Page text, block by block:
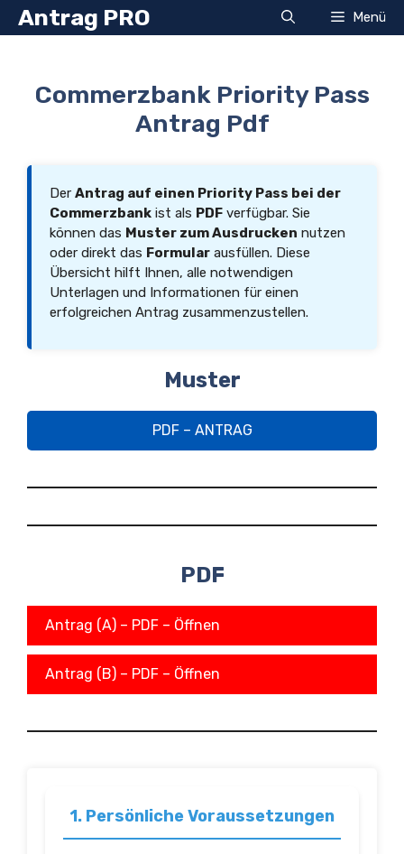
Zum
InhaltAntrag PRO Menü
Commerzbank Priority Pass
Antrag Pdf
Der Antrag auf einen Priority Pass bei der
Commerzbank ist als PDF verfügbar. Sie
können das Muster zum Ausdrucken nutzen
oder direkt das Formular ausfüllen. Diese
Übersicht hilft Ihnen, alle notwendigen
Unterlagen und Informationen für einen
erfolgreichen Antrag zusammenzustellen.
Muster
PDF – ANTRAG
PDF
Antrag (A) – PDF – Öffnen
Antrag (B) – PDF – Öffnen
1. Persönliche Voraussetzungen